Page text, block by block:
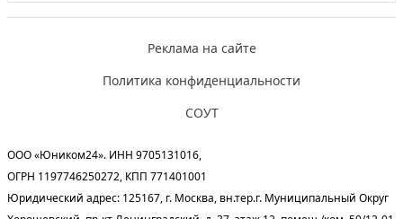
Реклама на сайте
Политика конфиденциальности
СОУТ
ООО «Юником24». ИНН 9705131016,
ОГРН 1197746250272, КПП 771401001
Юридический адрес: 125167, г. Москва, вн.тер.г. Муниципальный Округ